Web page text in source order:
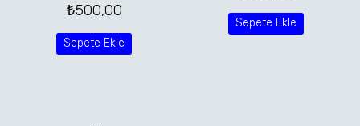
₺500,00
Sepete Ekle
Sepete Ekle